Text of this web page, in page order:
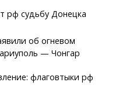
рф судьбу Донецка
об огневом
— Чонгар
флаговтыки рф